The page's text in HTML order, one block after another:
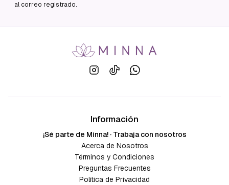
al correo registrado.
Información
¡Sé parte de Minna! · Trabaja con nosotros
Acerca de Nosotros
Términos y Condiciones
Preguntas Frecuentes
Política de Privacidad